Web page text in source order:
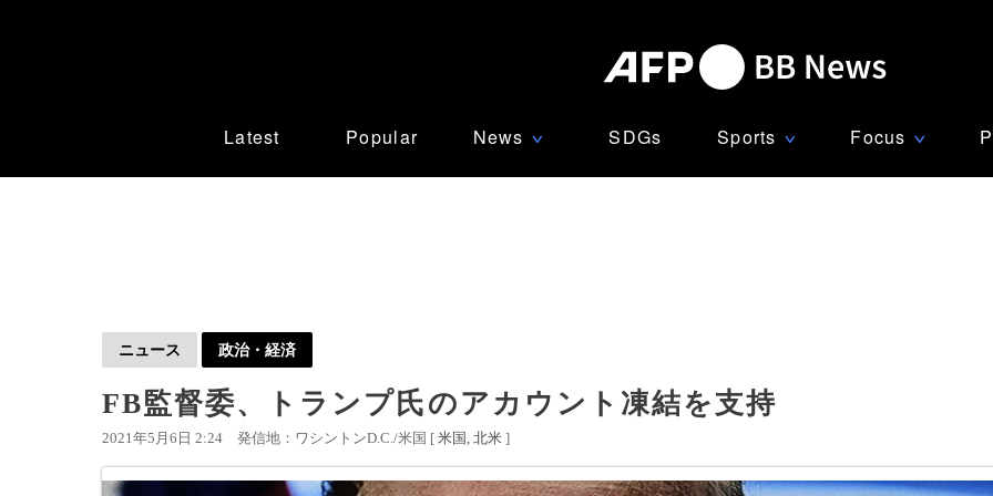
Latest Popular News ∨ SDGs Sports ∨ Focus ∨
ニュース 政治・経済
FB監督委、トランプ氏のアカウント凍結を支持
2021年5月6日 2:24 発信地：ワシントンD.C./米国 [ 米国 北米 ]